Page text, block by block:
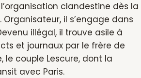
clandestine dès la
Organisateur, il s’engage dans
illégal, il trouve asile à
et journaux par le frère de
le couple Lescure, dont la
avec Paris.